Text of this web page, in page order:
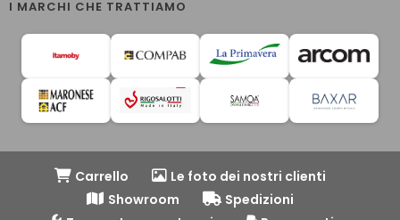
I MARCHI CHE TRATTIAMO
Carrello
Le foto dei nostri clienti
Showroom
Spedizioni